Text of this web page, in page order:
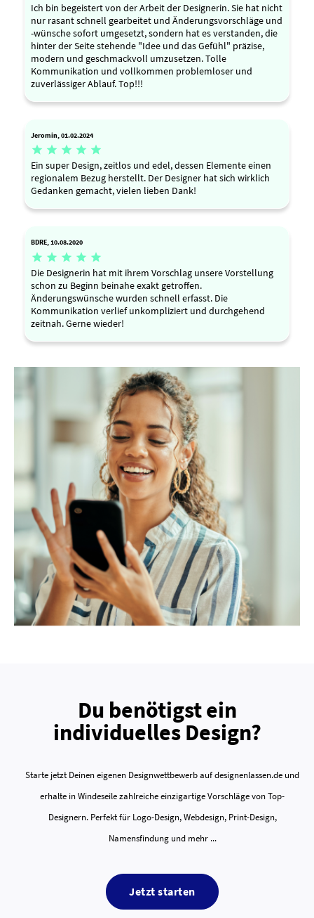
Ich bin begeistert von der Arbeit der Designerin. Sie hat nicht
nur rasant schnell gearbeitet und Änderungsvorschläge und
-wünsche sofort umgesetzt, sondern hat es verstanden, die
hinter der Seite stehende "Idee und das Gefühl" präzise,
modern und geschmackvoll umzusetzen. Tolle
Kommunikation und vollkommen problemloser und
zuverlässiger Ablauf. Top!!!
Jeromin, 01.02.2024
    
Ein super Design, zeitlos und edel, dessen Elemente einen
regionalem Bezug herstellt. Der Designer hat sich wirklich
Gedanken gemacht, vielen lieben Dank!
BDRE, 10.08.2020
    
Die Designerin hat mit ihrem Vorschlag unsere Vorstellung
schon zu Beginn beinahe exakt getroffen.
Änderungswünsche wurden schnell erfasst. Die
Kommunikation verlief unkompliziert und durchgehend
zeitnah. Gerne wieder!
Du benötigst ein
individuelles Design?
Starte jetzt Deinen eigenen Designwettbewerb auf designenlassen.de und
erhalte in Windeseile zahlreiche einzigartige Vorschläge von Top-
Designern. Perfekt für Logo-Design, Webdesign, Print-Design,
Namensfindung und mehr ...
Jetzt starten